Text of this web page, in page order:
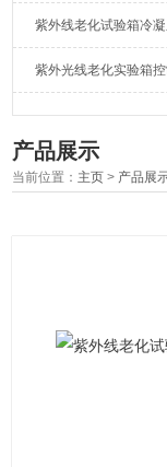
紫外线老化试验箱冷
紫外光线老化实验箱
产品展示
当前位置： 主页 > 产品展